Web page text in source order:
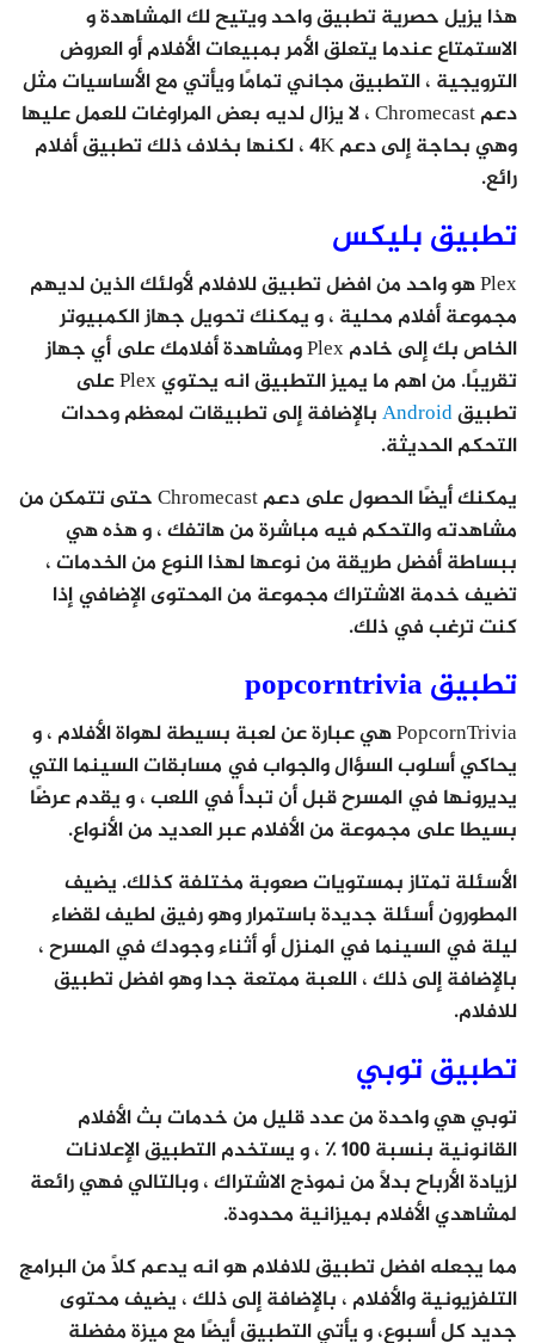
هذا يزيل حصرية تطبيق واحد ويتيح لك المشاهدة و
الاستمتاع عندما يتعلق الأمر بمبيعات الأفلام أو العروض
الترويجية ، التطبيق مجاني تمامًا ويأتي مع الأساسيات مثل
دعم Chromecast ، لا يزال لديه بعض المراوغات للعمل عليها
وهي بحاجة إلى دعم 4K ، لكنها بخلاف ذلك تطبيق أفلام
رائع.
تطبيق بليكس
Plex هو واحد من افضل تطبيق للافلام لأولئك الذين لديهم
مجموعة أفلام محلية ، و يمكنك تحويل جهاز الكمبيوتر
الخاص بك إلى خادم Plex ومشاهدة أفلامك على أي جهاز
تقريبًا. من اهم ما يميز التطبيق انه يحتوي Plex على
تطبيقAndroidبالإضافة إلى تطبيقات لمعظم وحدات
التحكم الحديثة.
يمكنك أيضًا الحصول على دعم Chromecast حتى تتمكن من
مشاهدته والتحكم فيه مباشرة من هاتفك ، و هذه هي
ببساطة أفضل طريقة من نوعها لهذا النوع من الخدمات ،
تضيف خدمة الاشتراك مجموعة من المحتوى الإضافي إذا
كنت ترغب في ذلك.
تطبيق popcorntrivia
PopcornTrivia هي عبارة عن لعبة بسيطة لهواة الأفلام ، و
يحاكي أسلوب السؤال والجواب في مسابقات السينما التي
يديرونها في المسرح قبل أن تبدأ في اللعب ، و يقدم عرضًا
بسيطا على مجموعة من الأفلام عبر العديد من الأنواع.
الأسئلة تمتاز بمستويات صعوبة مختلفة كذلك. يضيف
المطورون أسئلة جديدة باستمرار وهو رفيق لطيف لقضاء
ليلة في السينما في المنزل أو أثناء وجودك في المسرح ،
بالإضافة إلى ذلك ، اللعبة ممتعة جدا وهو افضل تطبيق
للافلام.
تطبيق توبي
توبي هي واحدة من عدد قليل من خدمات بث الأفلام
القانونية بنسبة 100 ٪ ، و يستخدم التطبيق الإعلانات
لزيادة الأرباح بدلاً من نموذج الاشتراك ، وبالتالي فهي رائعة
لمشاهدي الأفلام بميزانية محدودة.
مما يجعله افضل تطبيق للافلام هو انه يدعم كلاً من البرامج
التلفزيونية والأفلام ، بالإضافة إلى ذلك ، يضيف محتوى
جديد كل أسبوع، و يأتي التطبيق أيضًا مع ميزة مفضلة